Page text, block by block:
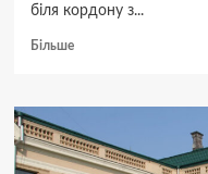
біля кордону з...
БільшеДокладніше
прикордонники
допомогою
дрона